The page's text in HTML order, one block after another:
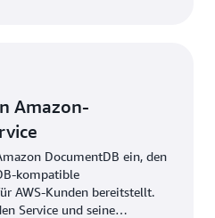
Amazon-
DocumentDB ein, den
kompatible
AWS-Kunden bereitstellt.
Service und seine